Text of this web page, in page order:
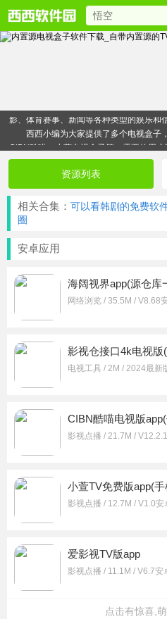
影、体育赛事、新闻等各种类型的娱乐和
西西小编为大家提供了多个电视盒子
ClBN酷喵，小萱电视盒子等，需要的用户
资源列表
相关合集： 可以看韩剧的免费软
圈
安卓应用
海阔视界app(源仓库
网络浏览 / 35.5M / V8.68
影视仓接口4k电视版
电视工具 / 2M / 2024最新
CIBN酷喵电视版
影视点播 / 21.7M /
小萱TV免费版app(
影视点播 / 12.7M / V1.0安
爱影视TV版app
影视点播 / 11.1M / V6.7安
点击有惊喜,